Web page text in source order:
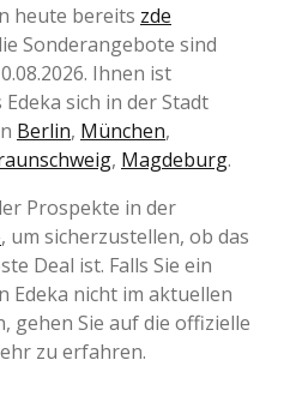
heute bereits zde
Sonderangebote sind
Ihnen ist
sich in der Stadt
Berlin, München,
, Magdeburg.
Prospekte in der
, um sicherzustellen, ob das
Deal ist. Falls Sie ein
Edeka nicht im aktuellen
gehen Sie auf die offizielle
zu erfahren.